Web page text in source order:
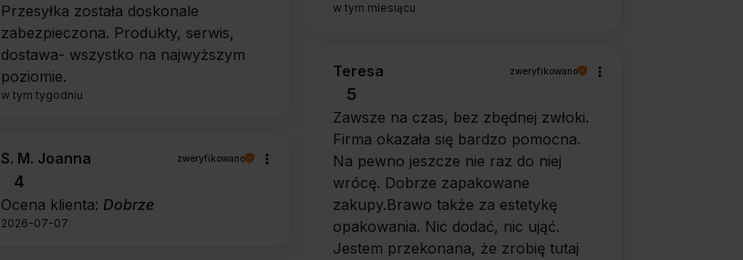
Przesyłka została doskonale
zabezpieczona. Produkty, serwis,
dostawa- wszystko na najwyższym
poziomie.
w tym tygodniu
w tym miesiącu
Teresa zweryfikowano
5
Zawsze na czas, bez zbędnej zwłoki.
Firma okazała się bardzo pomocna.
Na pewno jeszcze nie raz do niej
wrócę. Dobrze zapakowane
zakupy.Brawo także za estetykę
opakowania. Nic dodać, nic ująć.
Jestem przekonana, że zrobię tutaj
S. M. Joanna zweryfikowano
4
Ocena klienta: Dobrze
2026-07-07